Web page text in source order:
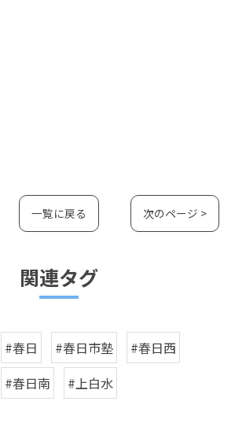
一覧に戻る 次のページ >
関連タグ
#春日 #春日市塾
#春日西
#春日南
#上白水